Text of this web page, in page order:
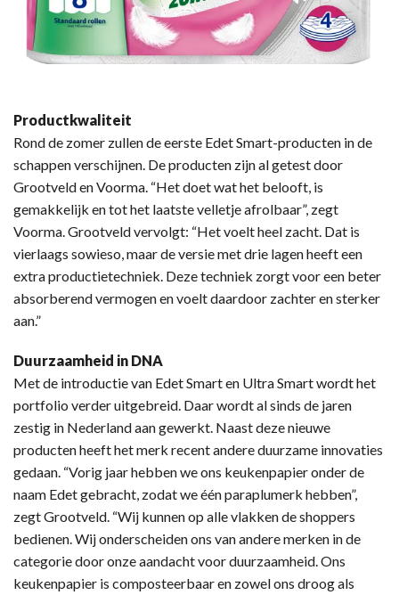
Productkwaliteit
Rond de zomer zullen de eerste Edet Smart-producten in de
schappen verschijnen. De producten zijn al getest door
Grootveld en Voorma. “Het doet wat het belooft, is
gemakkelijk en tot het laatste velletje afrolbaar”, zegt
Voorma. Grootveld vervolgt: “Het voelt heel zacht. Dat is
vierlaags sowieso, maar de versie met drie lagen heeft een
extra productietechniek. Deze techniek zorgt voor een beter
absorberend vermogen en voelt daardoor zachter en sterker
aan.”
Duurzaamheid in DNA
Met de introductie van Edet Smart en Ultra Smart wordt het
portfolio verder uitgebreid. Daar wordt al sinds de jaren
zestig in Nederland aan gewerkt. Naast deze nieuwe
producten heeft het merk recent andere duurzame innovaties
gedaan. “Vorig jaar hebben we ons keukenpapier onder de
naam Edet gebracht, zodat we één paraplumerk hebben”,
zegt Grootveld. “Wij kunnen op alle vlakken de shoppers
bedienen. Wij onderscheiden ons van andere merken in de
categorie door onze aandacht voor duurzaamheid. Ons
keukenpapier is composteerbaar en zowel ons droog als